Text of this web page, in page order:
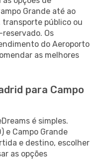
Grande até ao
público ou
Os
do Aeroporto
as melhores
para Campo
é simples.
e Campo Grande
e destino, escolher
as opções